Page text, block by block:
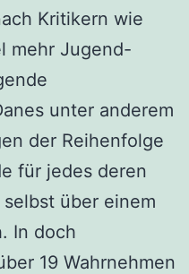
Kritikern wie
mehr Jugend-
unter anderem
der Reihenfolge
für jedes deren
über einem
In doch
19 Wahrnehmen